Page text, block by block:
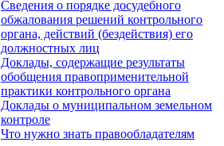
Сведения о порядке досудебного
обжалования решений контрольного
органа, действий (бездействия) его
должностных лиц
Доклады, содержащие результаты
обобщения правоприменительной
практики контрольного органа
Доклады о муниципальном земельном
контроле
Что нужно знать правообладателям